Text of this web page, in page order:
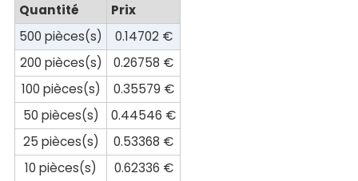
Quantité
Prix
500 pièces(s)
0.14702 €
200 pièces(s)
0.26758 €
100 pièces(s)
0.35579 €
50 pièces(s)
0.44546 €
25 pièces(s)
0.53368 €
10 pièces(s)
0.62336 €